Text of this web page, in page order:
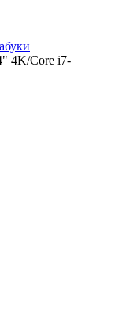
4K/Core i7-